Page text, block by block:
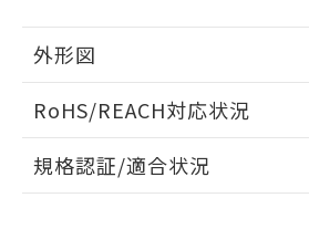
外形図
RoHS/REACH対応状況
EU RoHS 注意事項・凡例
規格認証/適合状況
ビス）をご利用いただ
お客様が当ウェブサイト
登録された部品リストに
および当社の共同利用
品・サービスに関するお
引・商談に必要な範囲
※3 非含有証明書ダウンロ
下記の非含有証明書をダウン
とができます。
「－」：未確認です。当社販
い合わせください。
白
情報を公開してい